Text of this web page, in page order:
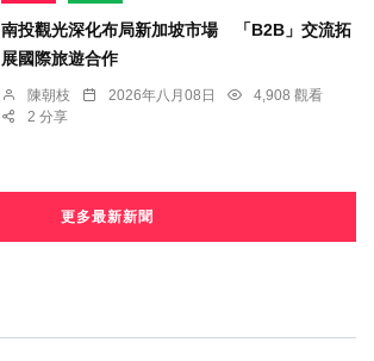
南投觀光深化布局新加坡市場 「B2B」交流拓
展國際旅遊合作
陳朝枝 2026年八月08日
4,908 觀看
2 分享
更多最新新聞